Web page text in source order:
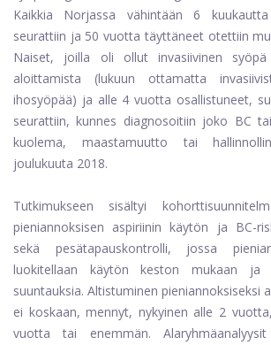
Kaikkia Norjassa vähintään 6
seurattiin ja 50 vuotta täyttäneet otettiin
Naiset, joilla oli ollut invasiivinen syöpä
aloittamista (lukuun ottamatta
ihosyöpää) ja alle 4 vuotta osallistuneet,
seurattiin, kunnes diagnosoitiin joko BC
kuolema, maastamuutto tai
joulukuuta 2018.
Tutkimukseen sisältyi
pieniannoksisen aspiriinin käytön ja BC-
sekä pesätapauskontrolli, jossa
luokitellaan käytön keston mukaan ja
suuntauksia. Altistuminen pieniannoksiseksi
ei koskaan, mennyt, nykyinen alle 2
vuotta tai enemmän.